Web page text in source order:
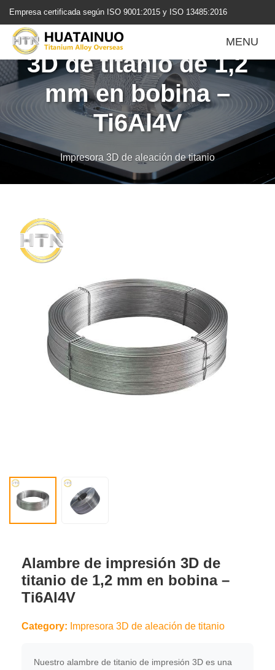
转
容
Empresa certificada según ISO 9001:2015 y ISO 13485:2016
MENU
Alambre de impresión
3D de titanio de 1,2
mm en bobina –
Ti6Al4V
Impresora 3D de aleación de titanio
Alambre de impresión 3D de
titanio de 1,2 mm en bobina –
Ti6Al4V
Category: Impresora 3D de aleación de titanio
Nuestro alambre de titanio de impresión 3D es una